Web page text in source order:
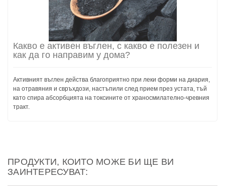
Какво е активен въглен, с какво е полезен и
как да го направим у дома?
Активният въглен действа благоприятно при леки форми на диария,
на отравяния и свръхдози, настъпили след прием през устата, тъй
като спира абсорбцията на токсините от храносмилателно-чревния
тракт.
ПРОДУКТИ, КОИТО МОЖЕ БИ ЩЕ ВИ
ЗАИНТЕРЕСУВАТ: